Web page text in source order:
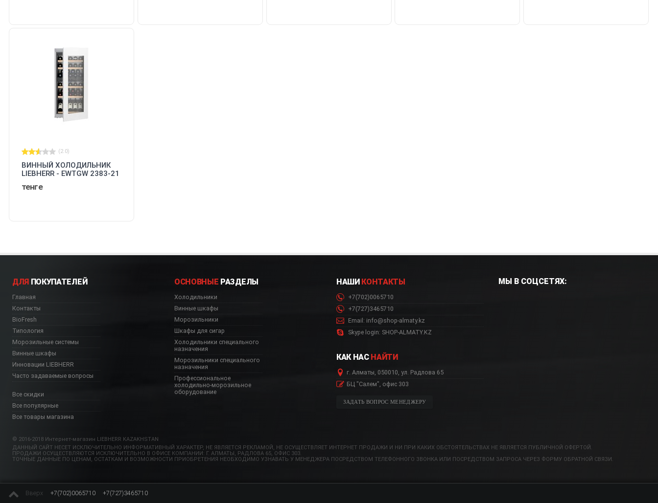
Вверх +7(702)0065710 +7(727)3465710
(2.0)
ВИННЫЙ ХОЛОДИЛЬНИК
LIEBHERR - EWTGW 2383-21
тенге
ДЛЯ ПОКУПАТЕЛЕЙ
Главная
Контакты
BioFresh
Типология
Морозильные системы
Винные шкафы
Инновации LIEBHERR
Часто задаваемые вопросы
Все скидки
Все популярные
Все товары магазина
ОСНОВНЫЕ РАЗДЕЛЫ
Холодильники
Винные шкафы
Морозильники
Шкафы для сигар
Холодильники специального
назначения
Морозильники специального
назначения
Профессиональное
холодильно-морозильное
оборудование
НАШИ КОНТАКТЫ
+7(702)0065710
+7(727)3465710
Email: info@shop-almaty.kz
Skype login: SHOP-ALMATY.KZ
КАК НАС НАЙТИ
г. Алматы, 050010, ул. Радлова 65
БЦ "Салем", офис 303
ЗАДАТЬ ВОПРОС МЕНЕДЖЕРУ
МЫ В СОЦСЕТЯХ:
© 2016-2018 Интернет-магазин LIEBHERR KAZAKHSTAN
ДАННЫЙ САЙТ НЕСЕТ ИСКЛЮЧИТЕЛЬНО ИНФОРМАТИВНЫЙ ХАРАКТЕР, НЕ ЯВЛЯЕТСЯ РЕКЛАМОЙ, НЕ ОСУЩЕСТВЛЯЕТ ИНТЕРНЕТ ПРОДАЖИ И НИ ПРИ КАКИХ ОБСТОЯТЕЛЬСТВАХ НЕ ЯВЛЯЕТСЯ ПУБЛИЧНОЙ ОФЕРТОЙ.
ПРОДАЖИ ОСУЩЕСТВЛЯЮТСЯ ИСКЛЮЧИТЕЛЬНО В ОФИСЕ КОМПАНИИ: Г. АЛМАТЫ, РАДЛОВА 65, ОФИС 303.
ТОЧНЫЕ ДАННЫЕ ПО ЦЕНАМ, ОСТАТКАМ И ВОЗМОЖНОСТИ ПРИОБРЕТЕНИЯ НЕОБХОДИМО УЗНАВАТЬ У МЕНЕДЖЕРА ПОСРЕДСТВОМ ТЕЛЕФОННОГО ЗВОНКА ИЛИ ПОСРЕДСТВОМ ЗАПРОСА ЧЕРЕЗ ФОРМУ ОБРАТНОЙ СВЯЗИ.